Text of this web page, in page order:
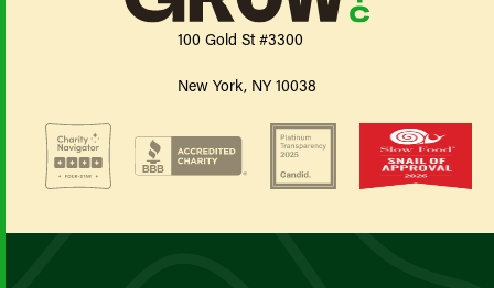
100 Gold St #3300
New York, NY 10038